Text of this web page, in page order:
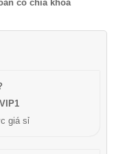
có chia khoá
VIP1
giá sỉ